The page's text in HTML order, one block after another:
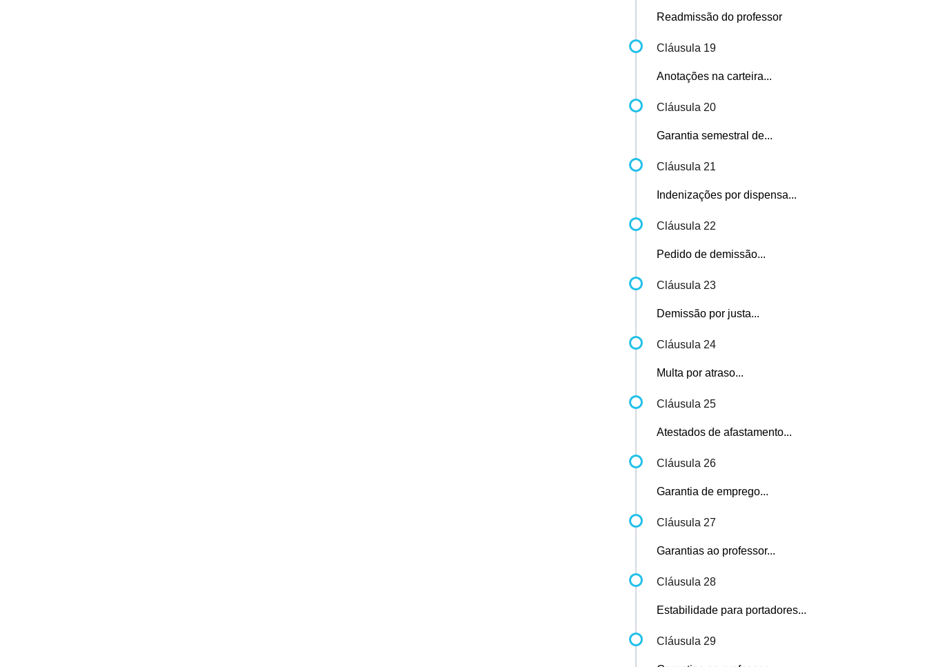
Readmissão do professor
Cláusula 19
Anotações na carteira...
Cláusula 20
Garantia semestral de...
Cláusula 21
Indenizações por dispensa...
Cláusula 22
Pedido de demissão...
Cláusula 23
Demissão por justa...
Cláusula 24
Multa por atraso...
Cláusula 25
Atestados de afastamento...
Cláusula 26
Garantia de emprego...
Cláusula 27
Garantias ao professor...
Cláusula 28
Estabilidade para portadores...
Cláusula 29